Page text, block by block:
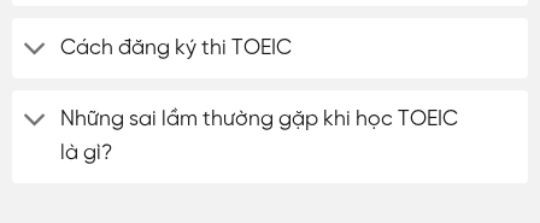
Cách đăng ký thi TOEIC
Những sai lầm thường gặp khi học TOEIC
là gì?